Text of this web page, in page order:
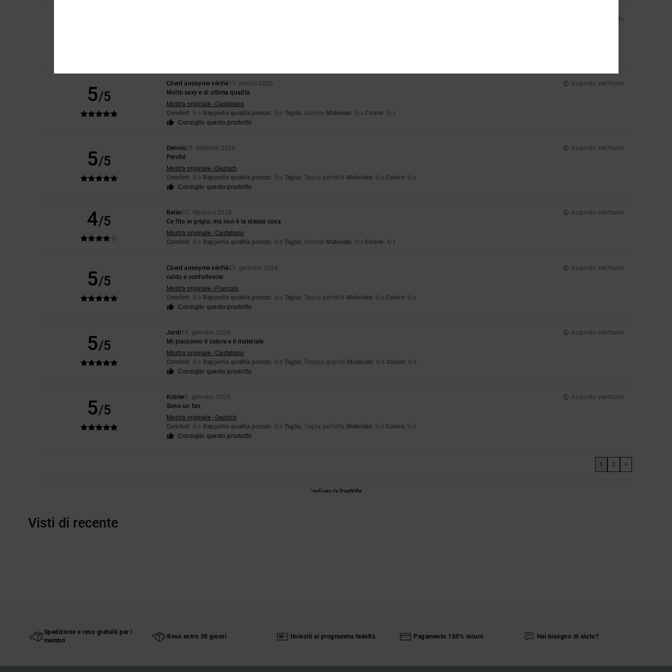
Acquisto verificato
5/5
Client anonyme vérifié11. marzo 2026
Acquisto verificato
Molto sexy e di ottima qualità
Mostra originale - Castellano
Comfort: 5/5 Rapporto qualità-prezzo: 5/5 Taglia: Grande Materiale: 5/5 Colore: 5/5
Consiglio questo prodotto
5/5
Dennis25. febbraio 2026
Acquisto verificato
Perché
Mostra originale - Deutsch
Comfort: 5/5 Rapporto qualità-prezzo: 5/5 Taglia: Taglia perfetta Materiale: 5 /5 Colore: 5 /5
Consiglio questo prodotto
4/5
Belén17. febbraio 2026
Acquisto verificato
Ce l'ho in grigio, ma non è la stessa cosa
Mostra originale - Castellano
Comfort: 5/5 Rapporto qualità-prezzo: 4/5 Taglia: Grande Materiale: 3/5 Colore: 4/5
5/5
Client anonyme vérifié25. gennaio 2026
Acquisto verificato
caldo e confortevole
Mostra originale - Français
Comfort: 5/5 Rapporto qualità-prezzo: 4/5 Taglia: Taglia perfetta Materiale: 5 /5 Colore: 5 /5
Consiglio questo prodotto
5/5
Jordi15. gennaio 2026
Acquisto verificato
Mi piacciono il colore e il materiale
Mostra originale - Castellano
Comfort: 5/5 Rapporto qualità-prezzo: 4/5 Taglia: Troppo grande Materiale: 5/5 Colore: 5/5
Consiglio questo prodotto
5/5
Kobler9. gennaio 2026
Acquisto verificato
Sono un fan
Mostra originale - Deutsch
Comfort: 5/5 Rapporto qualità-prezzo: 5/5 Taglia: Taglia perfetta Materiale: 5 /5 Colore: 5 /5
Consiglio questo prodotto
1 2 >
Verificato daTrustVille
Visti di recente
Spedizione e reso gratuiti per i
membri
Reso entro 30 giorni Unisciti al programma fedeltà Pagamento 100% sicuro Hai bisogno di aiuto?